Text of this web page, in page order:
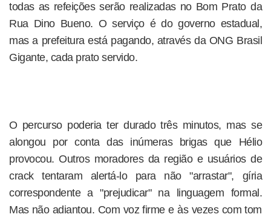
todas as refeições serão realizadas no Bom Prato da
Rua Dino Bueno. O serviço é do governo estadual,
mas a prefeitura está pagando, através da ONG Brasil
Gigante, cada prato servido.
O percurso poderia ter durado três minutos, mas se
alongou por conta das inúmeras brigas que Hélio
provocou. Outros moradores da região e usuários de
crack tentaram alertá-lo para não "arrastar", gíria
correspondente a "prejudicar" na linguagem formal.
Mas não adiantou. Com voz firme e às vezes com tom